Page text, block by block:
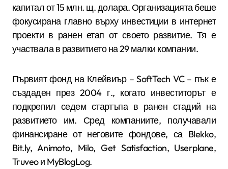
капитал от 15 млн. щ. долара. Организацията беше
фокусирана главно върху инвестиции в интернет
проекти в ранен етап от своето развитие. Тя е
участвала в развитието на 29 малки компании.
Първият фонд на Клейвиър – SoftTech VC – пък е
създаден през 2004 г., когато инвеститорът е
подкрепил седем стартъпа в ранен стадий на
развитието им. Сред компаниите, получавали
финансиране от неговите фондове, са Blekko,
Bit.ly, Animoto, Milo, Get Satisfaction, Userplane,
Truveo и MyBlogLog.